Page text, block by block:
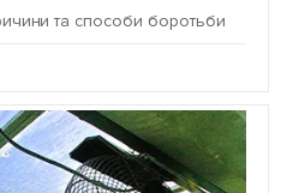
та способи боротьби